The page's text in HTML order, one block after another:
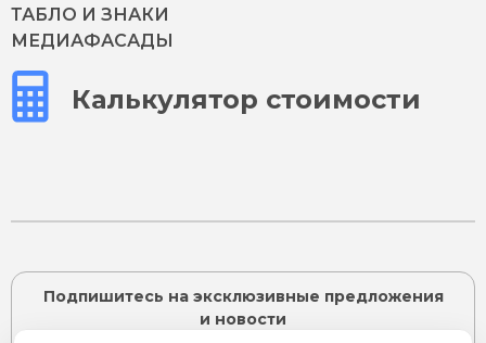
ТАБЛО И ЗНАКИ
МЕДИАФАСАДЫ
Калькулятор стоимости
Подпишитесь на эксклюзивные предложения
и новости